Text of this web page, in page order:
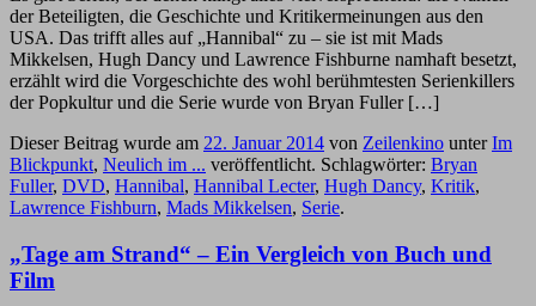
der Beteiligten, die Geschichte und Kritikermeinungen aus den
USA. Das trifft alles auf „Hannibal“ zu – sie ist mit Mads
Mikkelsen, Hugh Dancy und Lawrence Fishburne namhaft besetzt,
erzählt wird die Vorgeschichte des wohl berühmtesten Serienkillers
der Popkultur und die Serie wurde von Bryan Fuller […]
Dieser Beitrag wurde am 22. Januar 2014 von Zeilenkino unterIm
Blickpunkt, Neulich im ... veröffentlicht. Schlagwörter: Bryan
Fuller, DVD, Hannibal, Hannibal Lecter, Hugh Dancy, Kritik,
Lawrence Fishburn, Mads Mikkelsen, Serie.
„Tage am Strand“ – Ein Vergleich von Buch und
Film